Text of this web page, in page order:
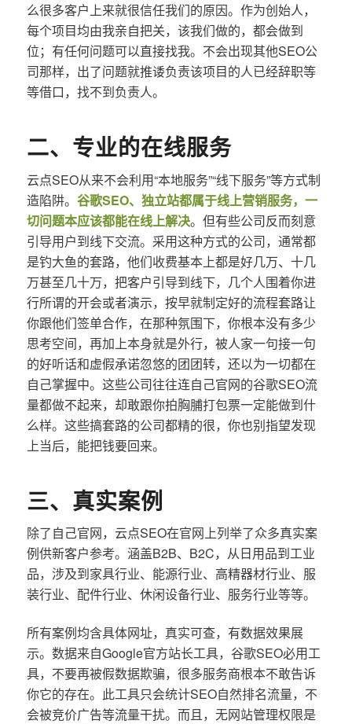
么很多客户上来就很信任我们的原因。作为创始人，
每个项目均由我亲自把关，该我们做的，都会做到
位；有任何问题可以直接找我。不会出现其他SEO公
司那样，出了问题就推诿负责该项目的人已经辞职等
等借口，找不到负责人。
二、专业的在线服务
云点SEO从来不会利用“本地服务”“线下服务”等方式制
造陷阱。 谷歌SEO、独立站都属于线上营销服务，一
切问题本应该都能在线上解决。但有些公司反而刻意
引导用户到线下交流。采用这种方式的公司，通常都
是钓大鱼的套路，他们收费基本上都是好几万、十几
万甚至几十万，把客户引导到线下，几个人围着你进
行所谓的开会或者演示，按早就制定好的流程套路让
你跟他们签单合作，在那种氛围下，你根本没有多少
思考空间，再加上本身就是外行，被人家一句接一句
的好听话和虚假承诺忽悠的团团转，还以为一切都在
自己掌握中。这些公司往往连自己官网的谷歌SEO流
量都做不起来，却敢跟你拍胸脯打包票一定能做到什
么样。这些搞套路的公司都精的很，你也别指望发现
上当后，能把钱要回来。
三、真实案例
除了自己官网，云点SEO在官网上列举了众多真实案
例供新客户参考。涵盖B2B、B2C，从日用品到工业
品，涉及到家具行业、能源行业、高精器材行业、服
装行业、配件行业、休闲设备行业、服务行业等等。
所有案例均含具体网址，真实可查，有数据效果展
示。数据来自Google官方站长工具，谷歌SEO必用工
具，不要再被假数据欺骗，很多服务商根本不敢告诉
你它的存在。此工具只会统计SEO自然排名流量，不
会被竞价广告等流量干扰。而且，无网站管理权限是